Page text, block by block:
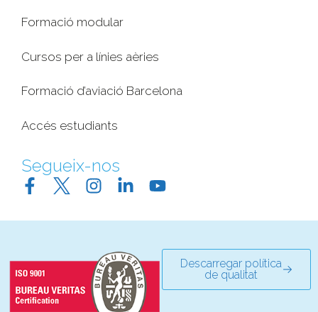
Formació modular
Cursos per a línies aèries
Formació d’aviació Barcelona
Accés estudiants
Segueix-nos
Descarregar política
de qualitat